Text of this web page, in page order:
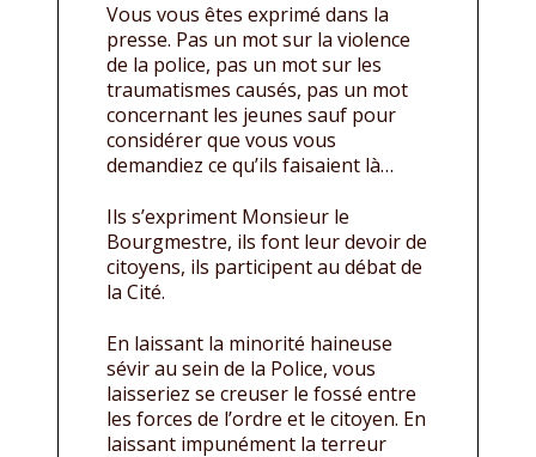
Vous vous êtes exprimé dans la
presse. Pas un mot sur la violence
de la police, pas un mot sur les
traumatismes causés, pas un mot
concernant les jeunes sauf pour
considérer que vous vous
demandiez ce qu’ils faisaient là…
Ils s’expriment Monsieur le
Bourgmestre, ils font leur devoir de
citoyens, ils participent au débat de
la Cité.
En laissant la minorité haineuse
sévir au sein de la Police, vous
laisseriez se creuser le fossé entre
les forces de l’ordre et le citoyen. En
laissant impunément la terreur